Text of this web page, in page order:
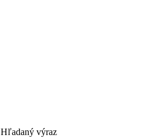
Hľadaný výraz